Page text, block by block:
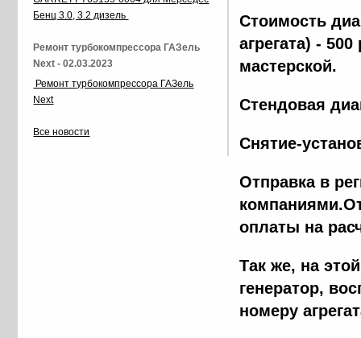
Стоимость
агрегата) -
мастерской.
Стендовая
Снятие-
Отправка в
оплаты на
Так же, на
генератор,
номеру
Бенц 3.0, 3.2 дизель
Ремонт турбокомпрессора ГАЗель
Next - 02.03.2023
Ремонт турбокомпрессора ГАЗель
Next
Все новости